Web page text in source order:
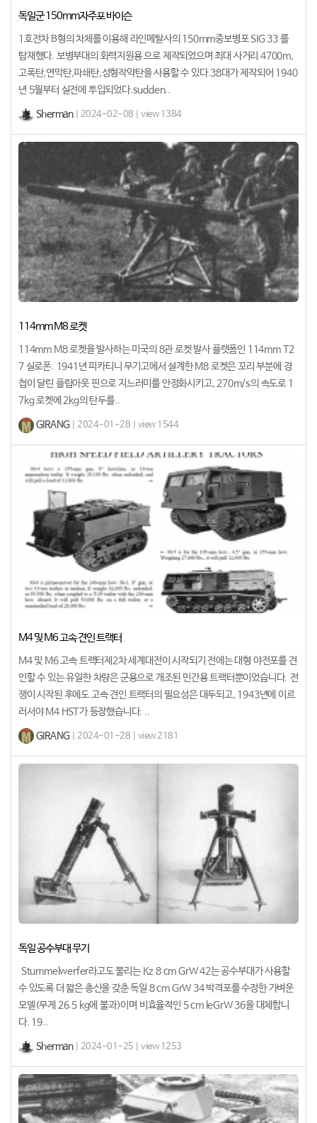
독일군 150mm자주포 바이슨
1호전차 B형의 차체를 이용해 라인메탈사의 150mm중보병포 SIG 33 를
탑재했다. 보병부대의 화력지원용 으로 제작되었으며 최대 사거리 4700m,
고폭탄,연막탄,파쇄탄,성형작약탄을 사용할 수 있다.38대가 제작되어 1940
년 5월부터 실전에 투입되었다.sudden..
Sherman| 2024-02-08 | view 1384
114mm M8 로켓
114mm M8 로켓을 발사하는 미국의 8관 로켓 발사 플랫폼인 114mm T2
7 실로폰. 1941년 피카티니 무기고에서 설계한 M8 로켓은 꼬리 부분에 경
첩이 달린 플립아웃 핀으로 지느러미를 안정화시키고, 270m/s의 속도로 1
7kg 로켓에 2kg의 탄두를..
GIRANG | 2024-01-28 | view 1544
M4 및 M6 고속 견인 트랙터
M4 및 M6 고속 트랙터제2차 세계대전이 시작되기 전에는 대형 야전포를 견
인할 수 있는 유일한 차량은 군용으로 개조된 민간용 트랙터뿐이었습니다. 전
쟁이 시작된 후에도 고속 견인 트랙터의 필요성은 대두되고, 1943년에 이르
러서야 M4 HST가 등장했습니다. ..
GIRANG | 2024-01-28 | view 2181
독일 공수부대 무기
Stummelwerfer라고도 불리는 Kz 8 cm GrW 42는 공수부대가 사용할
수 있도록 더 짧은 총신을 갖춘 독일 8 cm GrW 34 박격포를 수정한 가벼운
모델(무게 26.5 kg에 불과)이며 비효율적인 5 cm leGrW 36을 대체합니
다. 19..
Sherman| 2024-01-25 | view 1253